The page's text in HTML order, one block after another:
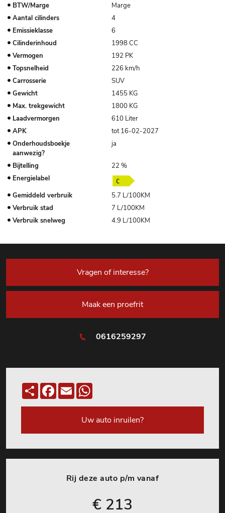
BTW/Marge
Marge
Aantal cilinders
4
Emissieklasse
6
Cilinderinhoud
1998 CC
Vermogen
192 PK
Topsnelheid
226 km/h
Carrosserie
SUV
Gewicht
1455 KG
Max. trekgewicht
1800 KG
Laadvermorgen
610 Liter
APK
tot 16-02-2027
Onderhoudsboekje
aanwezig?
ja
Bijtelling
22 %
Energielabel
Gemiddeld verbruik
5.7 L/100KM
Verbruik stad
7 L/100KM
Verbruik snelweg
4.9 L/100KM
Vragen of interesse?
Maak een proefrit
0616259297
Deel Facebook
Email
Uw auto inruilen?
Rij deze auto p/m vanaf
€ 213